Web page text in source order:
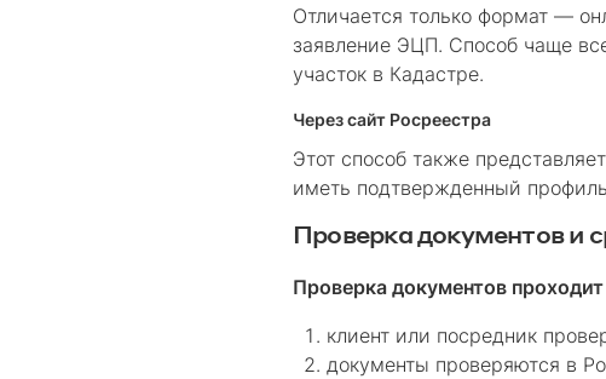
Отличается только формат —
заявление ЭЦП. Способ чаще
участок в Кадастре.
Через сайт Росреестра
Этот способ также
иметь подтвержденный профиль
Проверка документов и
Проверка документов проходит
клиент или посредник
документы проверяются в